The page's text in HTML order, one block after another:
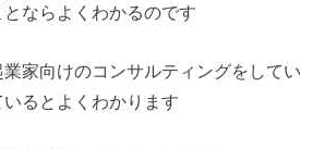
ならよくわかるのです
家向けのコンサルティングをしてい
るとよくわかります